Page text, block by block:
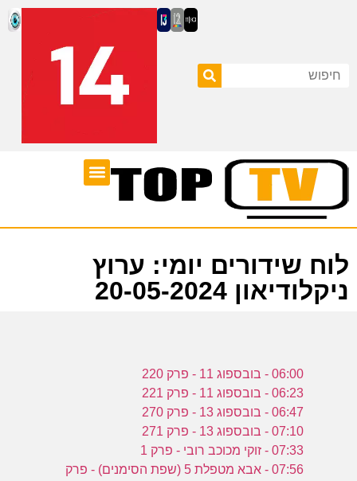
לוח שידורים יומי: ערוץ
ניקלודיאון 20-05-2024
06:00 - בובספוג 11 - פרק 220
06:23 - בובספוג 11 - פרק 221
06:47 - בובספוג 13 - פרק 270
07:10 - בובספוג 13 - פרק 271
07:33 - זוקי מכוכב רובי - פרק 1
07:56 - אבא מטפלת 5 (שפת הסימנים) - פרק